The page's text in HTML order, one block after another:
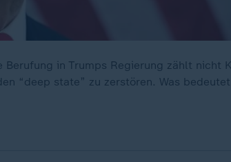
Berufung in Trumps Regierung zählt nicht
“deep state” zu zerstören. Was